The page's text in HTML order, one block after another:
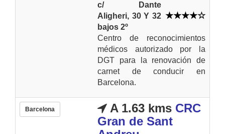
c/ Dante
Aligheri, 30 Y 32
bajos 2º
Centro de reconocimientos
médicos autorizado por la
DGT para la renovación de
carnet de conducir en
Barcelona.
Barcelona A 1.63 kms CRC
Gran de Sant